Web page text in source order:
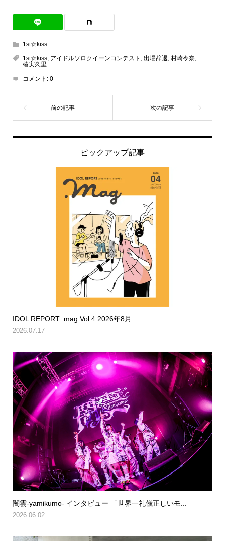
1st☆kiss
1st☆kiss, アイドルソロクイーンコンテスト , 出場辞退, 村崎令奈,
椿実久里
コメント: 0
ピックアップ記事
IDOL REPORT .mag Vol.4 2026年8月...
2026.07.17
闇雲-yamikumo- インタビュー 「世界一礼儀正しいモ...
2026.06.02